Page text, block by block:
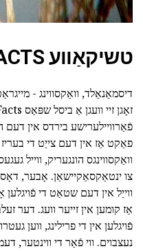
טשיקאַווע FACTS
דיסמאַנאַלד, וואַקסווינג -
פֿאַרוויילערישע בירדס אין
פאַקט אַז אין דעם צייַט די בעריז
וואַקסווינגס הונגעריק, ווייל
צו ינטאַקסאַקיישאַן. אָבער,
ווייַל אין דעם שטאַט די
אַז קומען אין זייער וועג. דער
פֿויגלען אין די פרילינג, ווען
נעצבוים. ווי פֿאַר די ווינטער,